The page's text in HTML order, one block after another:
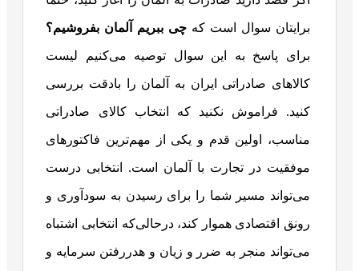
برایتان سوال است که چی ببریم آلمان بفروشیم؟
برای پاسخ به این سوال توصیه می‌کنیم لیست
کالاهای صادراتی ایران به آلمان را بادقت بررسی
کنید. فراموش نکنید که انتخاب کالای صادراتی
مناسب، اولین قدم و یکی از مهم‌ترین فاکتورهای
موفقیت در تجارت با آلمان است. انتخابی درست
می‌تواند مسیر شما را برای رسیدن به سودآوری و
رونق اقتصادی هموار کند، درحالی‌که انتخابی اشتباه
می‌تواند منجر به ضرر و زیان و هدررفتن سرمایه و